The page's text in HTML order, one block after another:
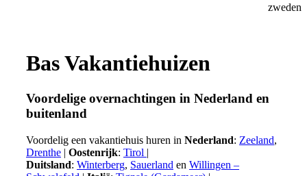
Bas Vakantiehuizen
Voordelige overnachtingen in Nederland en
buitenland
Voordelig een vakantiehuis huren in Nederland: Zeeland,
Drenthe | Oostenrijk: Tirol |
Duitsland: Winterberg, Sauerland en Willingen –